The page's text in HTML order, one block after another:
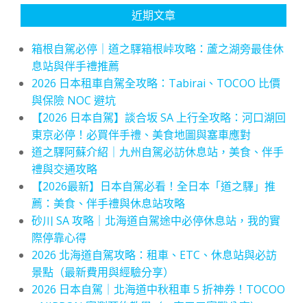
近期文章
箱根自駕必停｜道之驛箱根峠攻略：蘆之湖旁最佳休
息站與伴手禮推薦
2026 日本租車自駕全攻略：Tabirai、TOCOO 比價
與保險 NOC 避坑
【2026 日本自駕】談合坂 SA 上行全攻略：河口湖回
東京必停！必買伴手禮、美食地圖與塞車應對
道之驛阿蘇介紹｜九州自駕必訪休息站，美食、伴手
禮與交通攻略
【2026最新】日本自駕必看！全日本「道之驛」推
薦：美食、伴手禮與休息站攻略
砂川 SA 攻略｜北海道自駕途中必停休息站，我的實
際停靠心得
2026 北海道自駕攻略：租車、ETC、休息站與必訪
景點（最新費用與經驗分享）
2026 日本自駕｜北海道中秋租車 5 折神券！TOCOO